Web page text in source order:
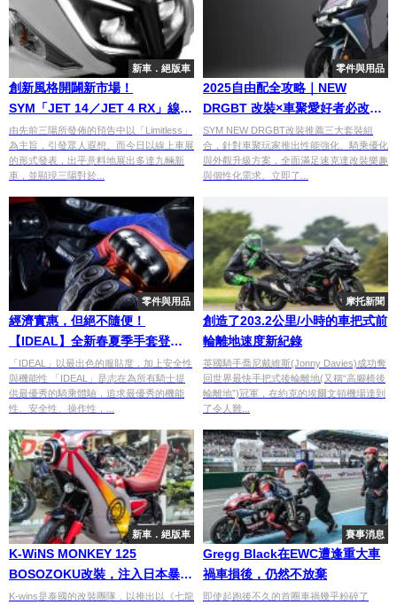
新車．絕版車
創新風格開闢新市場！
SYM「JET 14／JET 4 RX」線上
發表
由先前三陽所發佈的預告中以「Limitless」
為主旨，引發眾人遐想。而今日以線上車展
的形式發表，出乎意料地展出多達九輛新
車，並顯現三陽對於...
零件與用品
2025自由配全攻略｜NEW
DRGBT 改裝×車聚愛好者必改套
餐一次看！
SYM NEW DRGBT改裝推薦三大套裝組
合，針對車聚玩家推出性能強化、騎乘優化
與外觀升級方案，全面滿足速克達改裝樂趣
與個性化需求。立即了...
零件與用品
經濟實惠，但絕不隨便！
【IDEAL】全新春夏季手套登
場！
「IDEAL」以最出色的服貼度，加上安全性
與機能性 「IDEAL」是志在為所有騎士提
供最優秀的騎乘體驗，追求最優秀的機能
性、安全性、操作性，...
摩托新聞
創造了203.2公里/小時的車把式前
輪離地速度新紀錄
英國騎手喬尼戴維斯(Jonny Davies)成功奪
回世界最快手把式後輪離地(又稱“高腳椅後
輪離地”)冠軍，在約克的埃爾文頓機場達到
了令人難...
新車．絕版車
K-WiNS MONKEY 125
BOSOZOKU改裝，注入日本暴走
族獨特風采
K-wins是泰國的改裝團隊，以推出以《七龍
賽事消息
Gregg Black在EWC遭逢重大車
禍車損後，仍然不放棄
即使起跑後不久的首圈車禍幾乎粉碎了